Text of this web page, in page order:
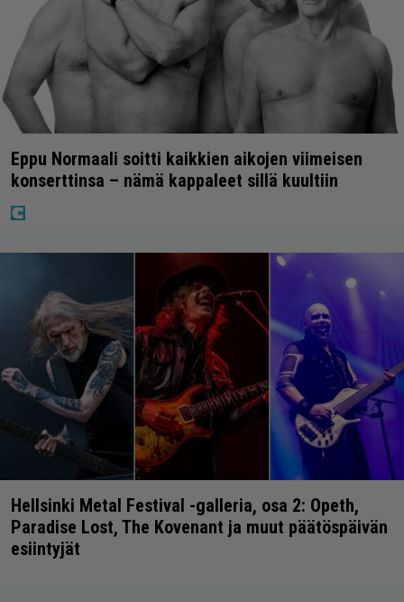
Eppu Normaali soitti kaikkien aikojen viimeisen
konserttinsa – nämä kappaleet sillä kuultiin
Hellsinki Metal Festival -galleria, osa 2: Opeth,
Paradise Lost, The Kovenant ja muut päätöspäivän
esiintyjät